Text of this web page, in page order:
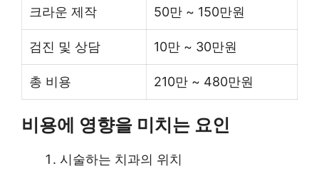
크라운 제작 50만 ~ 150만원
검진 및 상담 10만 ~ 30만원
총 비용 210만 ~ 480만원
비용에 영향을 미치는 요인
시술하는 치과의 위치